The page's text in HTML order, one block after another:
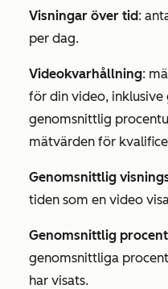
Visningar över tid:
per dag.
Videokvarhållning:
för din video, inklusive
genomsnittlig
mätvärden för
Genomsnittlig
tiden som en video
Genomsnittlig
genomsnittliga
har visats.